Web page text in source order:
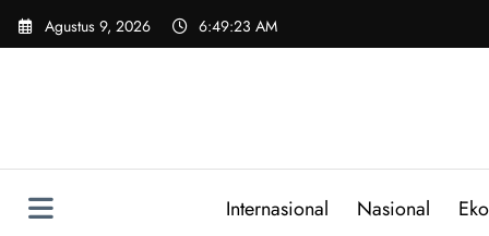
Skip
Agustus 9, 2026 6:49:24 AM
Internasional Nasional